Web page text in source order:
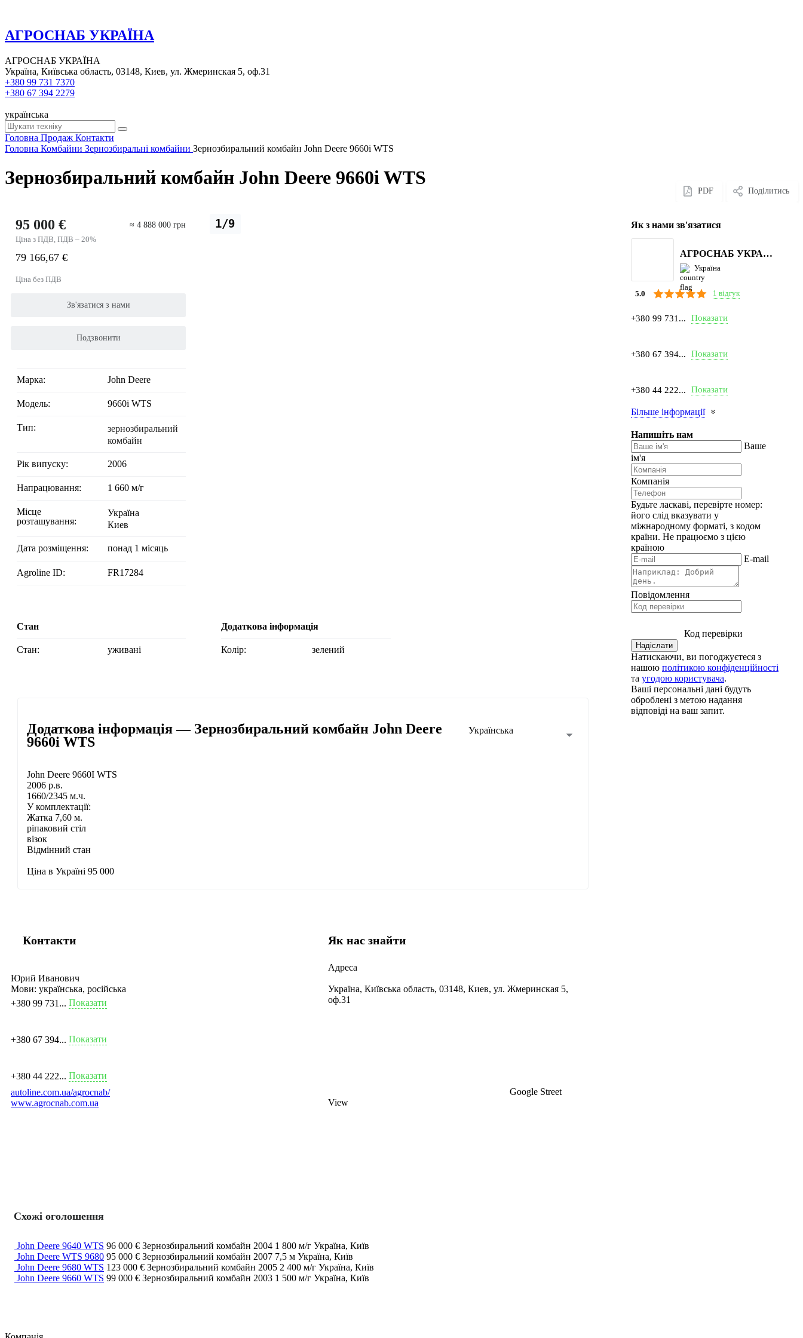
АГРОСНАБ УКРАЇНА
АГРОСНАБ УКРАЇНА
Україна, Київська область, 03148, Киев, ул. Жмеринская 5, оф.31
+380 99 731 7370
+380 67 394 2279
українська
Головна Продаж Контакти
Головна Комбайни Зернозбиральні комбайни Зернозбиральний комбайн John Deere 9660i WTS
Зернозбиральний комбайн John Deere 9660i WTS
PDF Поділитись
1/9
95 000 €
Ціна з ПДВ, ПДВ – 20%
≈ 4 888 000 грн
79 166,67 €
Ціна без ПДВ
Зв'язатися з нами
Подзвонити
Марка: John Deere
Модель: 9660i WTS
Тип:
зернозбиральний
комбайн
Рік випуску: 2006
Напрацювання: 1 660 м/г
Місце
розташування:
Україна
Киев
Дата розміщення: понад 1 місяць
Agroline ID: FR17284
Стан
Стан: уживані
Додаткова інформація
Колір: зелений
Додаткова інформація — Зернозбиральний комбайн John Deere
9660i WTS
Українська
John Deere 9660I WTS
2006 р.в.
1660/2345 м.ч.
У комплектації:
Жатка 7,60 м.
ріпаковий стіл
візок
Відмінний стан
Ціна в Україні 95 000
Як з нами зв'язатися
АГРОСНАБ УКРАЇНА
Україна
5.0 1 відгук
+380 99 731... Показати
+380 67 394... Показати
+380 44 222... Показати
Більше інформації
Напишіть нам
Ваше
ім'я
Компанія
Будьте ласкаві, перевірте номер:
його слід вказувати у
міжнародному форматі, з кодом
країни. Не працюємо з цією
країною
E-mail
Повідомлення
Код перевірки
Натискаючи, ви погоджуєтеся з
нашою політикою конфіденційності
та угодою користувача.
Ваші персональні дані будуть
оброблені з метою надання
відповіді на ваш запит.
Контакти
Юрий Иванович
Мови: українська, російська
+380 99 731... Показати
+380 67 394... Показати
+380 44 222... Показати
autoline.com.ua/agrocnab/
www.agrocnab.com.ua
Як нас знайти
Адреса
Україна, Київська область, 03148, Киев, ул. Жмеринская 5,
оф.31
Google Street
View
Схожі оголошення
John Deere 9640 WTS 96 000 € Зернозбиральний комбайн 2004 1 800 м/г Україна, Київ
John Deere WTS 9680 95 000 € Зернозбиральний комбайн 2007 7,5 м Україна, Київ
John Deere 9680 WTS 123 000 € Зернозбиральний комбайн 2005 2 400 м/г Україна, Київ
John Deere 9660 WTS 99 000 € Зернозбиральний комбайн 2003 1 500 м/г Україна, Київ